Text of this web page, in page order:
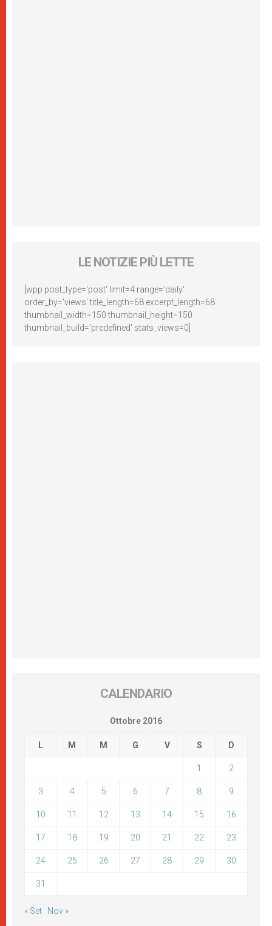
LE NOTIZIE PIÙ LETTE
[wpp post_type='post' limit=4 range='daily'
order_by='views' title_length=68 excerpt_length=68
thumbnail_width=150 thumbnail_height=150
thumbnail_build='predefined' stats_views=0]
CALENDARIO
Ottobre 2016
L M M G V S D
1 2
3 4 5 6 7 8 9
10 11 12 13 14 15 16
17 18 19 20 21 22 23
24 25 26 27 28 29 30
31
« Set Nov »